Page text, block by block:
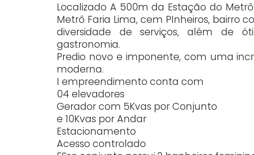
Localizado A 500m da Estação do
Metrô Faria Lima, cem PInheiros, bairro
diversidade de serviços, além de
gastronomia.
Predio novo e imponente, com uma
moderna.
I empreendimento conta com
04 elevadores
Gerador com 5Kvas por Conjunto
e 10Kvas por Andar
Estacionamento
Acesso controlado